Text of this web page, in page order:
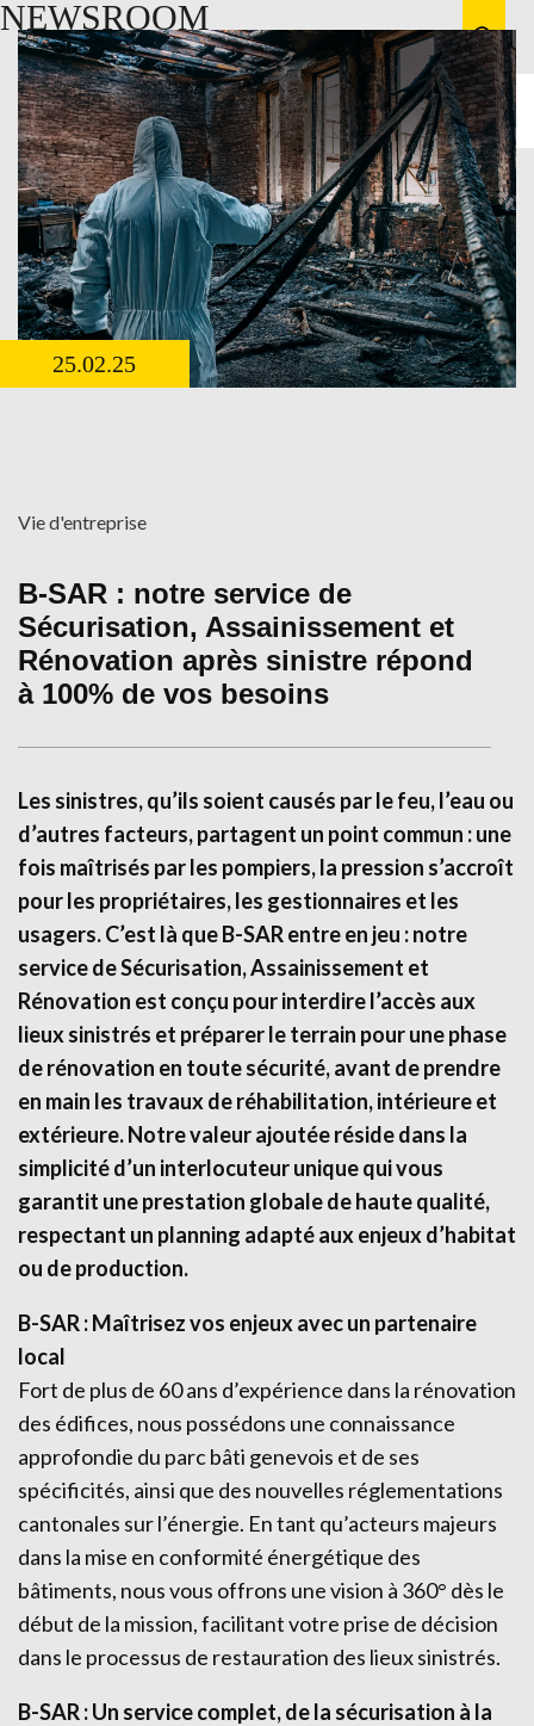
NEWSROOM
25.02.25
Vie d'entreprise
B-SAR : notre service de
Sécurisation, Assainissement et
Rénovation après sinistre répond
à 100% de vos besoins
Les sinistres, qu’ils soient causés par le feu, l’eau ou
d’autres facteurs, partagent un point commun : une
fois maîtrisés par les pompiers, la pression s’accroît
pour les propriétaires, les gestionnaires et les
usagers. C’est là que B-SAR entre en jeu : notre
service de Sécurisation, Assainissement et
Rénovation est conçu pour interdire l’accès aux
lieux sinistrés et préparer le terrain pour une phase
de rénovation en toute sécurité, avant de prendre
en main les travaux de réhabilitation, intérieure et
extérieure. Notre valeur ajoutée réside dans la
simplicité d’un interlocuteur unique qui vous
garantit une prestation globale de haute qualité,
respectant un planning adapté aux enjeux d’habitat
ou de production.
B-SAR : Maîtrisez vos enjeux avec un partenaire
local
Fort de plus de 60 ans d’expérience dans la rénovation
des édifices, nous possédons une connaissance
approfondie du parc bâti genevois et de ses
spécificités, ainsi que des nouvelles réglementations
cantonales sur l’énergie. En tant qu’acteurs majeurs
dans la mise en conformité énergétique des
bâtiments, nous vous offrons une vision à 360° dès le
début de la mission, facilitant votre prise de décision
dans le processus de restauration des lieux sinistrés.
B-SAR : Un service complet, de la sécurisation à la